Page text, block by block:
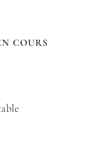
COURS